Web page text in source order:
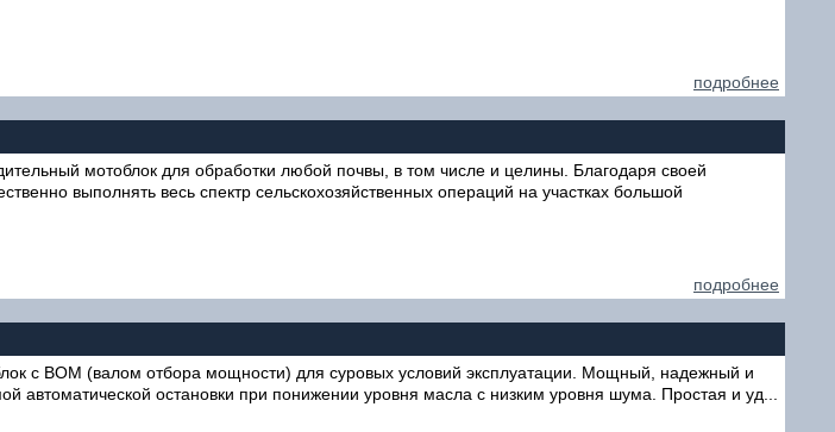
подробнее
мотоблок для обработки любой почвы, в том числе и целины. Благодаря своей
выполнять весь спектр сельскохозяйственных операций на участках большой
подробнее
c ВОМ (валом отбора мощности) для суровых условий эксплуатации. Мощный, надежный и
автоматической остановки при понижении уровня масла с низким уровня шума. Простая и уд...